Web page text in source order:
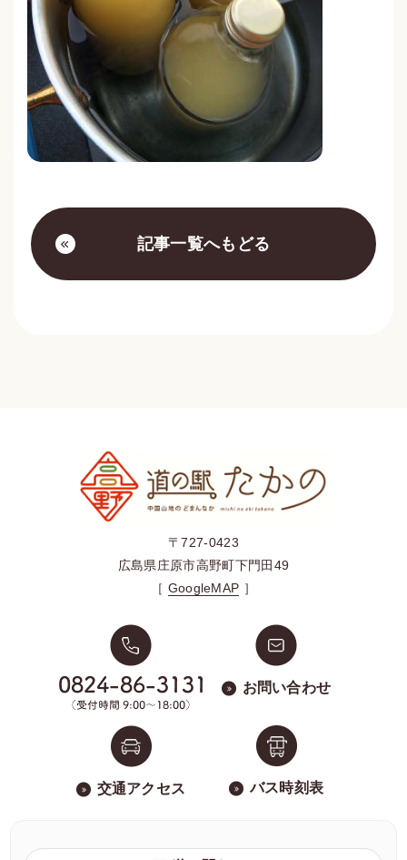
記事一覧へもどる
〒727-0423
広島県庄原市高野町下門田49
［ GoogleMAP ］
お問い合わせ
交通アクセス バス時刻表